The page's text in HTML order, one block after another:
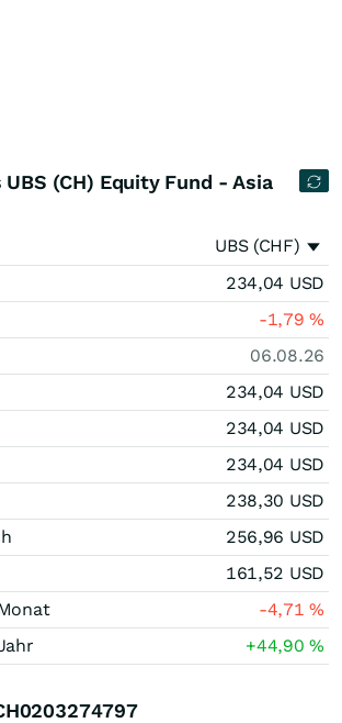
(CH) Equity Fund - Asia
UBS (CHF)
234,04 USD
-1,79%
06.08.26
234,04 USD
234,04 USD
234,04 USD
238,30 USD
256,96 USD
161,52 USD
-4,71%
+44,90%